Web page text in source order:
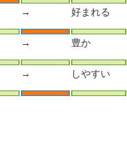
→ 好まれる
→ 豊か
→ しやすい